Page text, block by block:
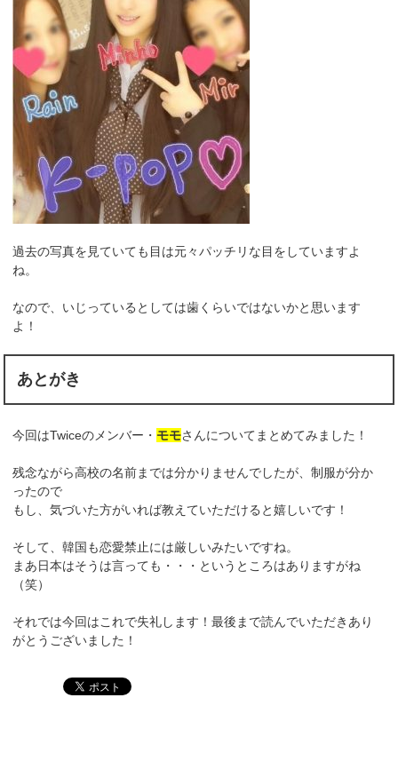
過去の写真を見ていても目は元々パッチリな目をしていますよ
ね。
なので、いじっているとしては歯くらいではないかと思います
よ！
あとがき
今回はTwiceのメンバー・ モモさんについてまとめてみました！
残念ながら高校の名前までは分かりませんでしたが、制服が分か
ったので
もし、気づいた方がいれば教えていただけると嬉しいです！
そして、韓国も恋愛禁止には厳しいみたいですね。
まあ日本はそうは言っても・・・というところはありますがね
（笑）
それでは今回はこれで失礼します！最後まで読んでいただきあり
がとうございました！